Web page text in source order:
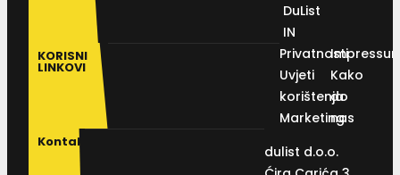
DuList
IN
KORISNI
LINKOVI
Privatnosti
Uvjeti
korištenja
Marketing
Kako
do
nas
Kontakt
dulist d.o.o.